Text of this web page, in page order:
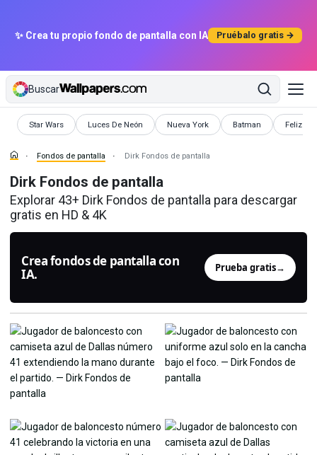
✨ Crea tu propio fondo de pantalla con IA Pruébalo gratis →
Buscar
Star Wars
Fondos de pantallaLuces De Neón
Fondos de pantalla Nueva York
Fondos de pantallaBatman
Fondos de pantalla
Feliz
Fondos
Fondos de pantalla Dirk Fondos de pantalla
Dirk Fondos de pantalla
Explorar 43+ Dirk Fondos de pantalla para descargar
gratis en HD & 4K
Crea fondos de pantalla con
IA.
Prueba gratis→